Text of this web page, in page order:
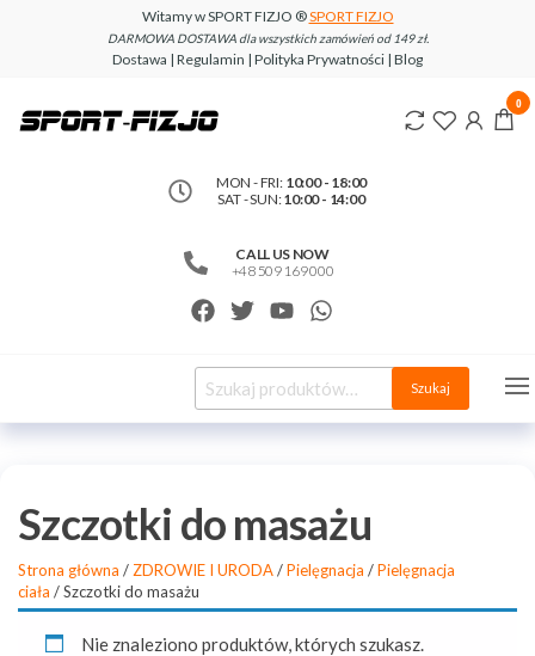
Witamy w SPORT FIZJO ®SPORT FIZJO
DARMOWA DOSTAWA dla wszystkich zamówień od 149 zł.
Dostawa | Regulamin | Polityka Prywatności | Blog
www.sport-
MON - FRI: 10:00 - 18:00
SAT - SUN:10:00 - 14:00
CALL US NOW
+48 509 169 000
0
Szukaj
Szczotki do masażu
Strona główna / ZDROWIE I URODA/Pielęgnacja /Pielęgnacja
ciała / Szczotki do masażu
Nie znaleziono produktów, których szukasz.